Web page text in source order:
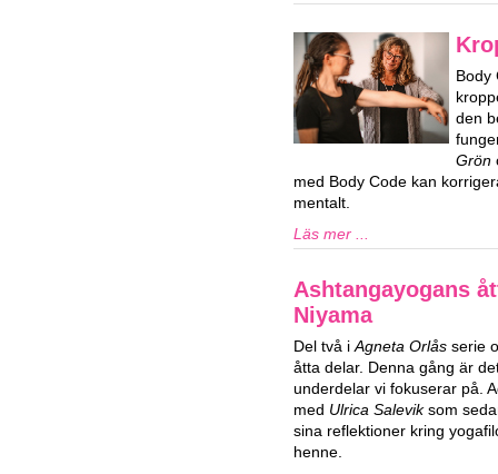
Body
den
Grön
med Body Code kan
mentalt.
Läs mer ...
Ashtangayogans
Niyama
Del två i Agneta Orlås serie
åtta delar. Denna gång är
underdelar vi fokuserar på.
med Ulrica Saleviksom
sina reflektioner kring
henne.